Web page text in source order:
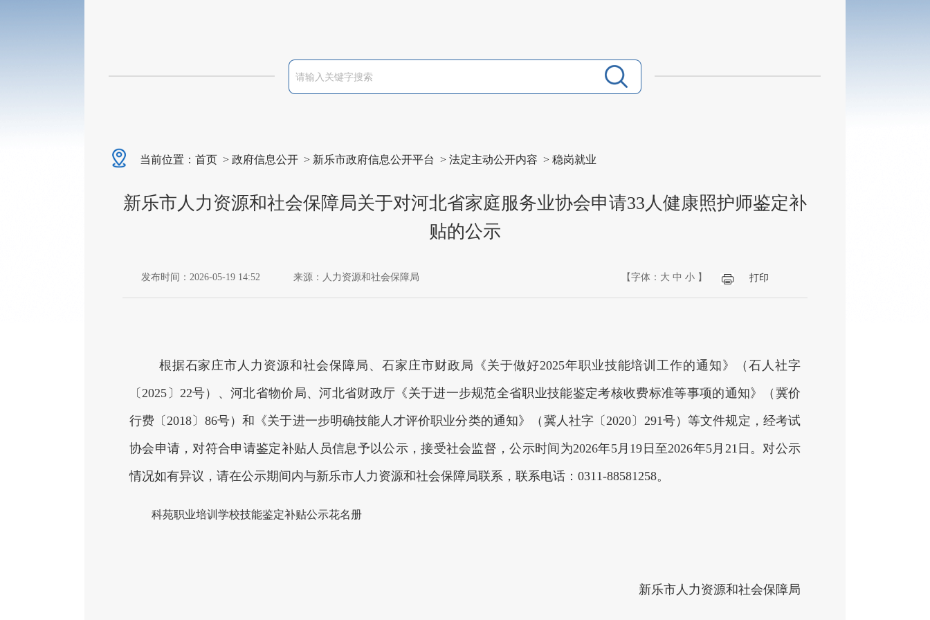
当前位置： 首页 > 政府信息公开 > 新乐市政府信息公开平台 > 法定主动公开内容 > 稳岗就业
新乐市人力资源和社会保障局关于对河北省家庭服务业协会申请33人健康照护师鉴定补
贴的公示
发布时间：2026-05-19 14:52 来源：人力资源和社会保障局 【字体： 大 中 小 】 打印
根据石家庄市人力资源和社会保障局、石家庄市财政局《关于做好2025年职业技能培训工作的通知》（石人社字
〔2025〕22号）、河北省物价局、河北省财政厅《关于进一步规范全省职业技能鉴定考核收费标准等事项的通知》（冀价
行费〔2018〕86号）和《关于进一步明确技能人才评价职业分类的通知》（冀人社字〔2020〕291号）等文件规定，经考试
协会申请，对符合申请鉴定补贴人员信息予以公示，接受社会监督，公示时间为2026年5月19日至2026年5月21日。对公示
情况如有异议，请在公示期间内与新乐市人力资源和社会保障局联系，联系电话：0311-88581258。
科苑职业培训学校技能鉴定补贴公示花名册
新乐市人力资源和社会保障局